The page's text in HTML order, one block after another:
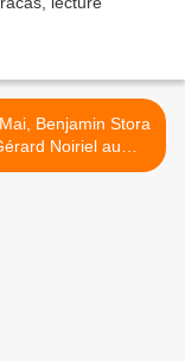
Benjamin Stora
Noiriel au
théâtre... >